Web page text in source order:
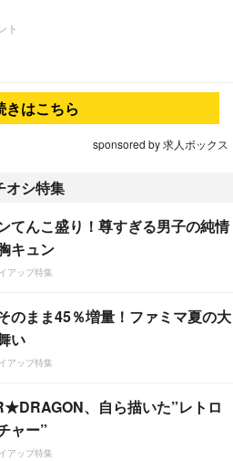
ト
きはこちら
sponsored by 求人ボックス
オシ特集
てんこ盛り！尊すぎる男子の純情
キュン
アップ特集
のまま45％増量！ファミマ夏の大
い
アップ特集
、自ら描いた”レトロ
ャー”
アップ特集